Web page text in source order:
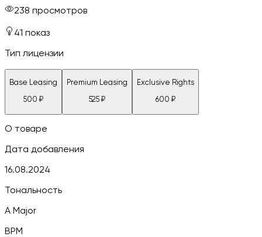
238 просмотров
41 показ
Тип лицензии
Base Leasing
500 ₽
Premium Leasing
525₽
Exclusive Rights
600 ₽
О товаре
Дата добавления
16.08.2024
Тональность
A Major
BPM